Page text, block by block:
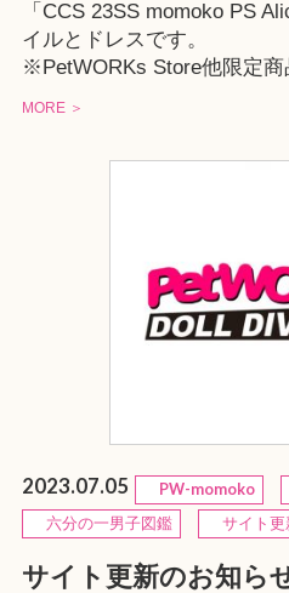
「CCS 23SS momoko PS
イルとドレスです。
※ PetWORKs Store他限定商
MORE ＞
2023.07.05 PW-momoko
六分の一男子図鑑
サイト更
サイト更新のお知ら